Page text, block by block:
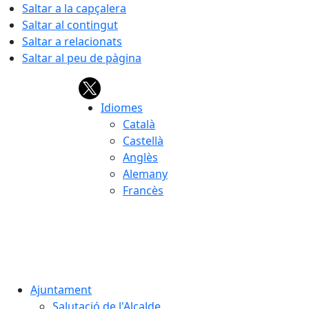
Saltar a la capçalera
Saltar al contingut
Saltar a relacionats
Saltar al peu de pàgina
Idiomes
Català
Castellà
Anglès
Alemany
Francès
Ajuntament